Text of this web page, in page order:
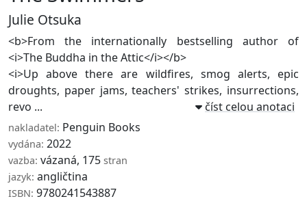
Julie Otsuka
<b>From the internationally bestselling author of
<i>The Buddha in the Attic</i></b>
<i>Up above there are wildfires, smog alerts, epic
droughts, paper jams, teachers' strikes, insurrections,
revo ...
číst celou anotaci
nakladatel: Penguin Books
vydána: 2022
vazba: vázaná, 175 stran
jazyk: angličtina
ISBN: 9780241543887